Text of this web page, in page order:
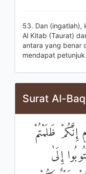
53. Dan (ingatlah),
Al Kitab (Taurat)
antara yang benar
mendapat petunjuk.
Surat Al-
ظَلَمْتُمْ
إِلَىٰ